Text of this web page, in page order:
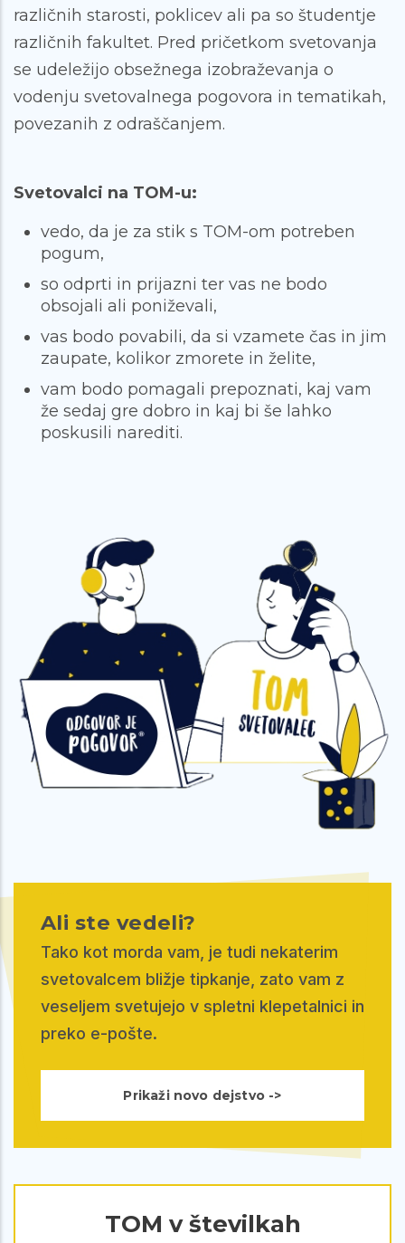
različnih starosti, poklicev ali pa so študentje
različnih fakultet. Pred pričetkom svetovanja
se udeležijo obsežnega izobraževanja o
vodenju svetovalnega pogovora in tematikah,
povezanih z odraščanjem.
Svetovalci na TOM-u:
vedo, da je za stik s TOM-om potreben
pogum,
so odprti in prijazni ter vas ne bodo
obsojali ali poniževali,
vas bodo povabili, da si vzamete čas in jim
zaupate, kolikor zmorete in želite,
vam bodo pomagali prepoznati, kaj vam
že sedaj gre dobro in kaj bi še lahko
poskusili narediti.
Ali ste vedeli?
Tako kot morda vam, je tudi nekaterim
svetovalcem bližje tipkanje, zato vam z
veseljem svetujejo v spletni klepetalnici in
preko e-pošte.
Prikaži novo dejstvo ->
TOM v številkah